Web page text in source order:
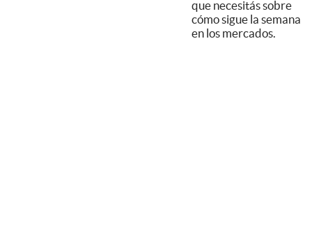
que necesitás sobre
cómo sigue la semana
en los mercados.